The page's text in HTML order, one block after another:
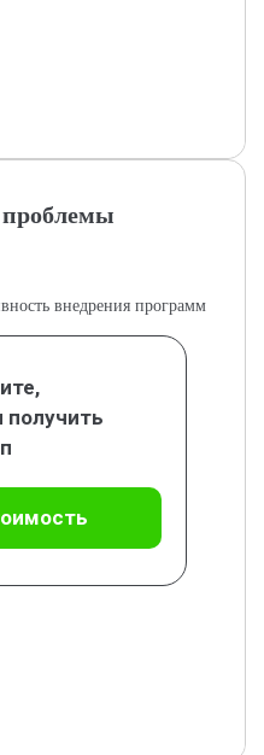
внедрения программ
получить